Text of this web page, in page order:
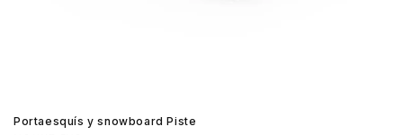
Portaesquís y snowboard Piste